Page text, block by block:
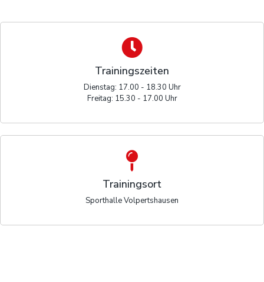
Trainingszeiten
Dienstag: 17.00 - 18.30 Uhr
Freitag: 15.30 - 17.00 Uhr
Trainingsort
Sporthalle Volpertshausen